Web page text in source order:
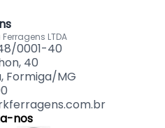
LTDA
0001-40
40
Formiga/MG
nos